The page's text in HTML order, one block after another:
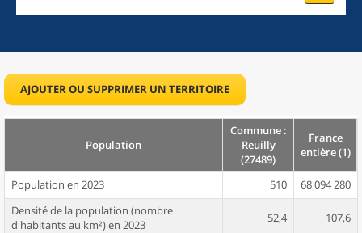
AJOUTER OU SUPPRIMER UN TERRITOIRE
Population
Commune :
Reuilly
(27489)
France
entière (1)
Population en 2023 510
68 094 280
Densité de la population (nombre
d'habitants au km²) en 2023
52,4 107,6